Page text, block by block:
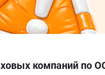
компаний по